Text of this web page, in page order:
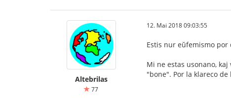
Altebrilas
77
12. Mai 2018 09:03:55
Estis nur eŭfemismo
Mi ne estas usonano,
"bone". Por la klareco